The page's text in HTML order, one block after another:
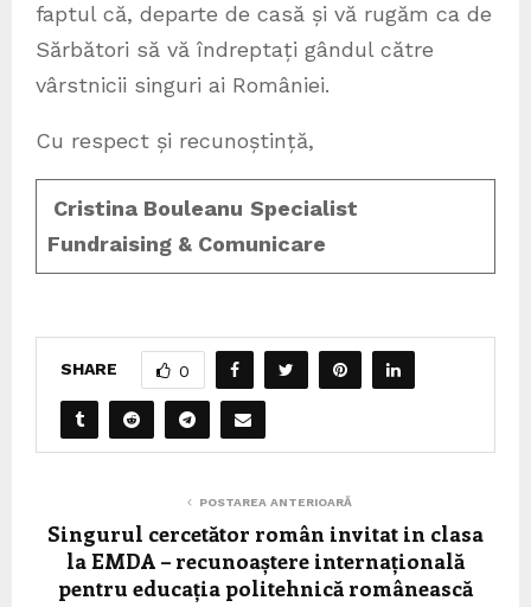
faptul că, departe de casă și vă rugăm ca de
Sărbători să vă îndreptați gândul către
vârstnicii singuri ai României.
Cu respect și recunoștință,
Cristina Bouleanu Specialist
Fundraising & Comunicare
SHARE 0
POSTAREA ANTERIOARĂ
Singurul cercetător român invitat in clasa
la EMDA – recunoaștere internațională
pentru educația politehnică românească